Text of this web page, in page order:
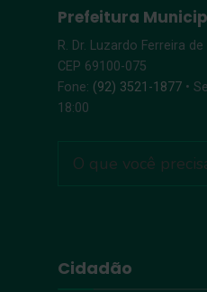
Prefeitura
R. Dr. Luzardo Ferreira
CEP 69100-075
Fone: (92) 3521-1877 •
18:00
Cidadão